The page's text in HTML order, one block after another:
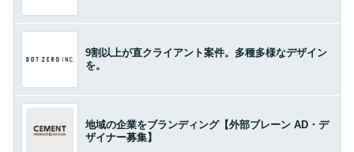
9割以上が直クライアント案件。多種多様なデザイン
を。
地域の企業をブランディング【外部ブレーン AD・デ
ザイナー募集】